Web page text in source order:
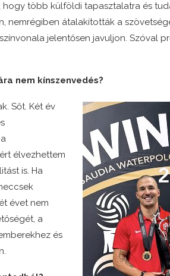
több külföldi tapasztalatra és
nemrégiben átalakították a
jelentősen javuljon. Szóval
nem kínszenvedés?
Sőt. Két év
élvezhettem
is. Ha
évet nem
a
és